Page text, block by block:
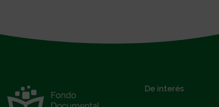
De interés